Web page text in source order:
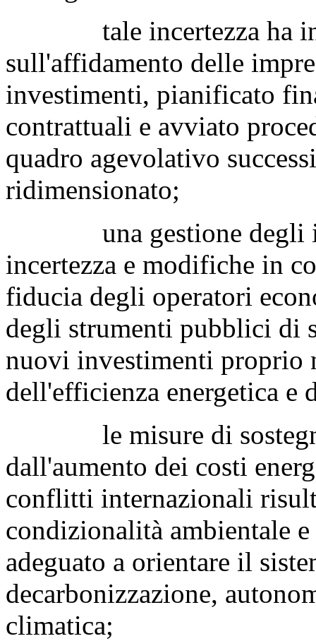
tale incertezza ha
sull'affidamento delle
investimenti, pianificato
contrattuali e avviato
quadro agevolativo
ridimensionato;
una gestione degli
incertezza e modifiche in
fiducia degli operatori
degli strumenti pubblici di
nuovi investimenti proprio
dell'efficienza energetica e
le misure di sostegno
dall'aumento dei costi
conflitti internazionali
condizionalità ambientale
adeguato a orientare il
decarbonizzazione,
climatica;